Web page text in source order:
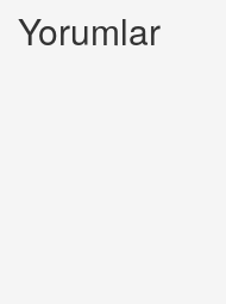
Yorumlar